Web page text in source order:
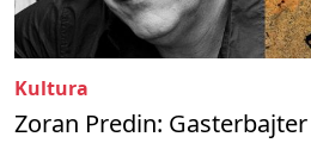
Kultura
Zoran Predin: